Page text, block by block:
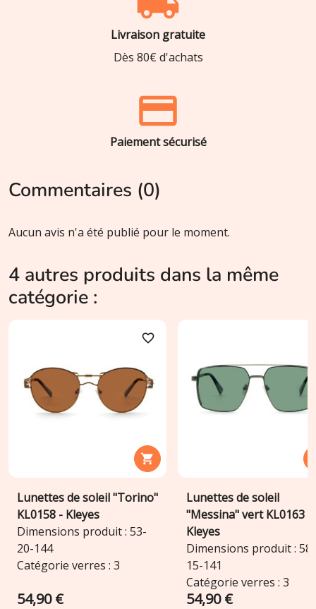
Livraison gratuite
Dès 80€ d'achats
Paiement sécurisé
Commentaires (0)
Aucun avis n'a été publié pour le moment.
4 autres produits dans la même
catégorie :

favorite_border
Lunettes de soleil "Torino"
KL0158 - Kleyes
Dimensions produit : 53-
20-144
Catégorie verres : 3
54,90 €
Lunettes de soleil
"Messina" vert KL0163 -
Kleyes
Dimensions produit : 58-
15-141
Catégorie verres : 3
54,90 €